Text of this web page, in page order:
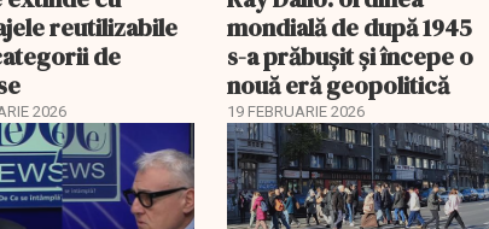
reutilizabile
de
2026
mondială de după 1945
s-a prăbușit și începe o
nouă eră geopolitică
19 FEBRUARIE 2026